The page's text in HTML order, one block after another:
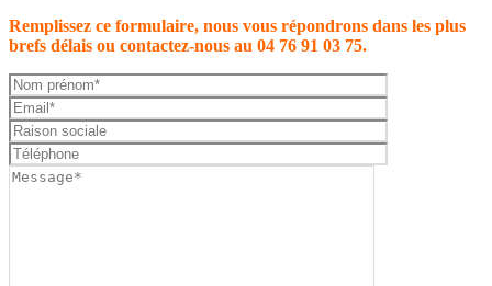
Remplissez ce formulaire, nous vous répondrons dans les plus
brefs délais ou contactez-nous au 04 76 91 03 75.